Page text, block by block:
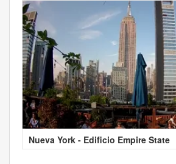
Nueva York - Edificio Empire State